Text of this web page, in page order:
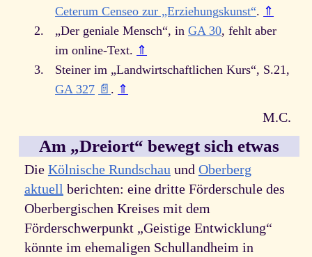
Ceterum Censeo zur „Erziehungskunst“. ⇑
2
„Der geniale Mensch“, inGA 30, fehlt aber
im online-Text. ⇑
3
Steiner im „Landwirtschaftlichen Kurs“, S.21,
GA 327 📄 . ⇑
M.C.
Am „Dreiort“ bewegt sich etwas
Die Kölnische Rundschau und Oberberg
aktuell berichten: eine dritte Förderschule des
Oberbergischen Kreises mit dem
Förderschwerpunkt „Geistige Entwicklung“
könnte im ehemaligen Schullandheim in